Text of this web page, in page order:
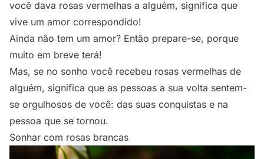
você dava rosas vermelhas a alguém, significa que
vive um amor correspondido!
Ainda não tem um amor? Então prepare-se, porque
muito em breve terá!
Mas, se no sonho você recebeu rosas vermelhas de
alguém, significa que as pessoas a sua volta sentem-
se orgulhosos de você: das suas conquistas e na
pessoa que se tornou.
Sonhar com rosas brancas